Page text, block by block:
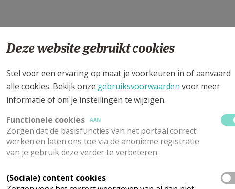
in de kerk.
Deze website gebruikt cookies
Stel voor een ervaring op maat je voorkeuren in of aanvaard
alle cookies. Bekijk onze gebruiksvoorwaarden voor meer
informatie of om je instellingen te wijzigen.
Functionele cookies
AAN
Zorgen dat de basisfuncties van het portaal correct
werken en laten ons toe via de anonieme registratie
van je gebruik deze verder te verbeteren.
(Sociale) content cookies